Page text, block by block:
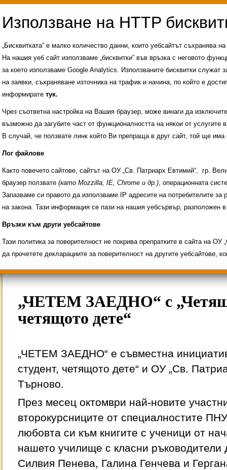
Свободни места за ученици
ИНОВАЦИЯ 2026
Олимпиади 2025/2026
„ЧЕТЕМ ЗАЕДНО“ с
четящото дете“
„ЧЕТЕМ ЗАЕДНО“ е съвместна
студент, четящото дете“ и ОУ „Св.
Търново.
През месец октомври най-новите
второкурсниците от специалностите
любовта си към книгите с ученици от
нашето училище с класни
Силвия Пенева, Галина Генчева и
„Бисквитката” е малко количество данни, които уебсайтът съхранява
На нашия уеб сайт използваме „бисквитки” във връзка с неговото
за което използваме Google Analytics. Използваните бисквитки служат
на заявки, съхраняване източника на трафик и начина, по който е
информирате тук.
Чрез съответна настройка на Вашия браузер, може винаги да
възможно да загубите част от функционалността на някои от услугите
В случай, че ползвате линк който Ви препраща в друг сайт, той ще има
Лог файлове
Както повечето сайтове, сайтът на ОУ „Св. Патриарх Евтимий“, гр.
браузер ползвате (като Mozzilla, IE, Chrome и др.), операционната
Запазваме си правото да използваме IP адресите на потребителите
на закона. Тази информация се пази на нашия уебсървър,
Връзки към други уебсайтове
Тази политика за поверителност не покрива препратките в сайта на
да прочетете декларациите за поверителност на другите уебсайтове,